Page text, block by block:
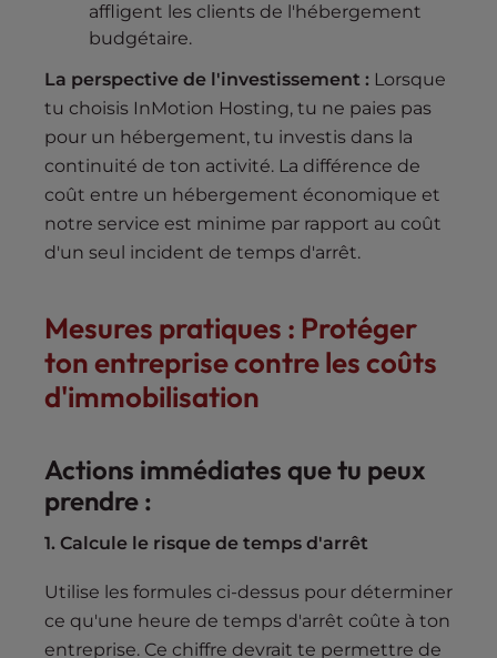
affligent les clients de l'hébergement
budgétaire.
La perspective de l'investissement : Lorsque
tu choisis InMotion Hosting, tu ne paies pas
pour un hébergement, tu investis dans la
continuité de ton activité. La différence de
coût entre un hébergement économique et
notre service est minime par rapport au coût
d'un seul incident de temps d'arrêt.
Mesures pratiques : Protéger
ton entreprise contre les coûts
d'immobilisation
Actions immédiates que tu peux
prendre :
1. Calcule le risque de temps d'arrêt
Utilise les formules ci-dessus pour déterminer
ce qu'une heure de temps d'arrêt coûte à ton
entreprise. Ce chiffre devrait te permettre de